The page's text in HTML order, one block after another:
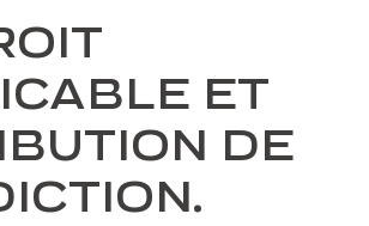
ET
DE